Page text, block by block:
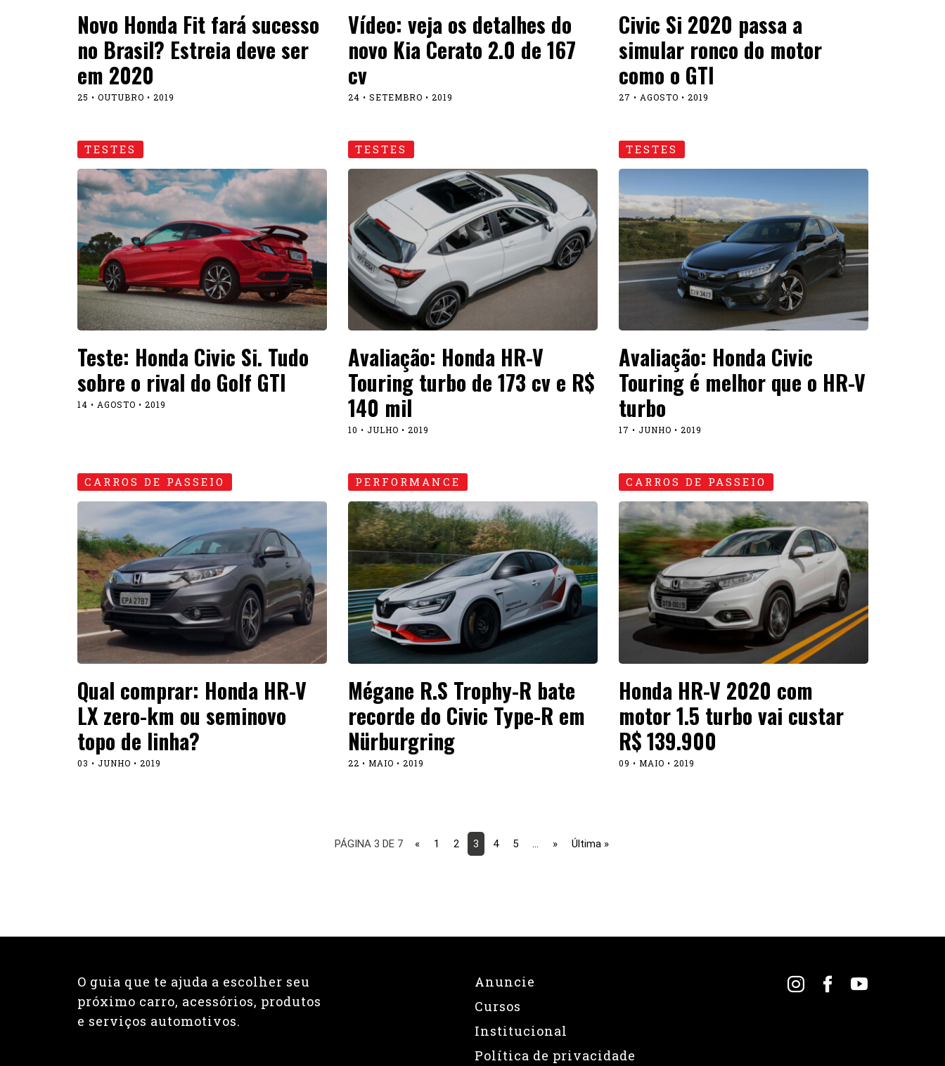
Novo Honda Fit fará sucesso
no Brasil? Estreia deve ser
em 2020
25 • OUTUBRO • 2019
Vídeo: veja os detalhes do
novo Kia Cerato 2.0 de 167
cv
24 • SETEMBRO • 2019
Civic Si 2020 passa a
simular ronco do motor
como o GTI
27 • AGOSTO • 2019
TESTES
Teste: Honda Civic Si. Tudo
sobre o rival do Golf GTI
14 • AGOSTO • 2019
TESTES
Avaliação: Honda HR-V
Touring turbo de 173 cv e R$
140 mil
10 • JULHO • 2019
TESTES
Avaliação: Honda Civic
Touring é melhor que o HR-V
turbo
17 • JUNHO • 2019
CARROS DE PASSEIO
Qual comprar: Honda HR-V
LX zero-km ou seminovo
topo de linha?
03 • JUNHO • 2019
PERFORMANCE
Mégane R.S Trophy-R bate
recorde do Civic Type-R em
Nürburgring
22 • MAIO • 2019
CARROS DE PASSEIO
Honda HR-V 2020 com
motor 1.5 turbo vai custar
R$ 139.900
09 • MAIO • 2019
PÁGINA 3 DE 7 « 1 2 3 4 5 » Última »
O guia que te ajuda a escolher seu
próximo carro, acessórios, produtos
e serviços automotivos.
Anuncie
Cursos
Institucional
Política de privacidade